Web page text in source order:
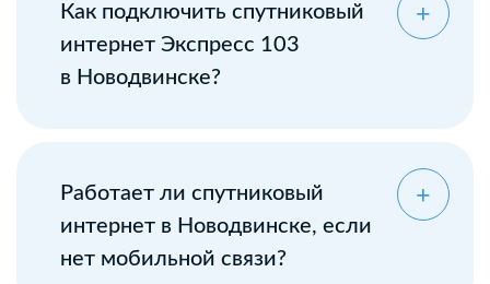
Как подключить спутниковый
интернет Экспресс 103
в Новодвинске?
Работает ли спутниковый
интернет в Новодвинске, если
нет мобильной связи?